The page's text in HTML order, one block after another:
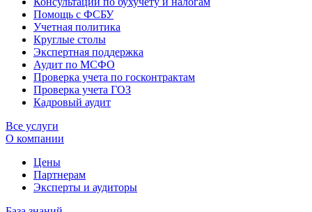
Помощь с ФСБУ
Учетная политика
Круглые столы
Экспертная поддержка
Аудит по МСФО
Проверка учета по госконтрактам
Проверка учета ГОЗ
Кадровый аудит
Все услуги
О компании
Цены
Партнерам
Эксперты и аудиторы